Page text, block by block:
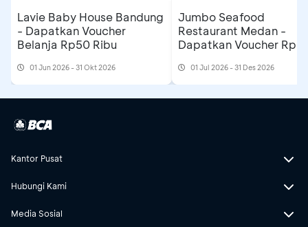
Lavie Baby House Bandung
- Dapatkan Voucher
Belanja Rp50 Ribu
01 Jun 2026 - 31 Okt 2026
Jumbo Seafood
Restaurant Medan -
Dapatkan Voucher
01 Jul 2026 - 31 Des 2026
Kantor Pusat
Hubungi Kami
Media Sosial